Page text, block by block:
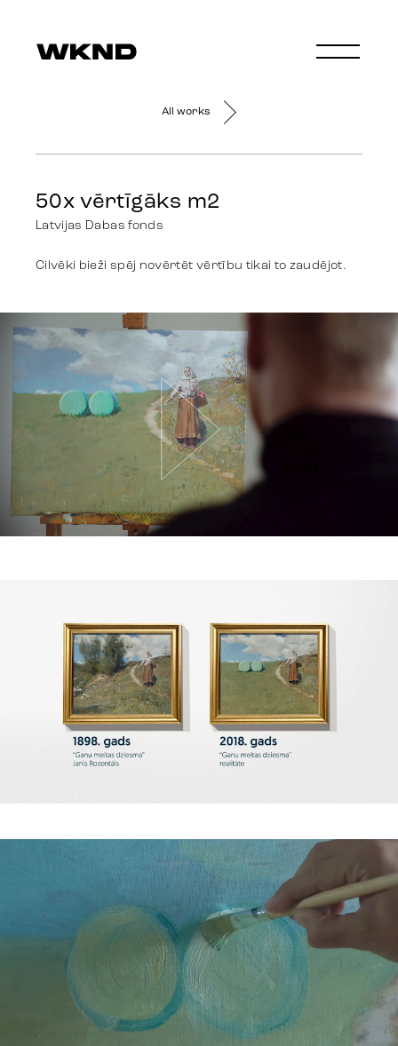
All works
50x vērtīgāks m2
Latvijas Dabas fonds
Cilvēki bieži spēj novērtēt vērtību tikai to zaudējot.